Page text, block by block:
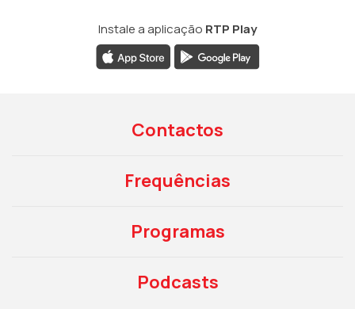
Instale a aplicação RTP Play
Contactos
Frequências
Programas
Podcasts